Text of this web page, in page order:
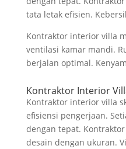
tata letak efisien.
Kontraktor interior villa
ventilasi kamar mandi.
berjalan optimal.
Kontraktor Interior
Kontraktor interior villa
efisiensi pengerjaan.
dengan tepat.
desain dengan ukuran.